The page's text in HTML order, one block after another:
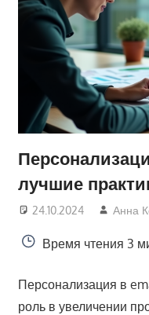
лучшие
24.10.2024 Анна
Время чтения 3
Персонализация в
роль в увеличении